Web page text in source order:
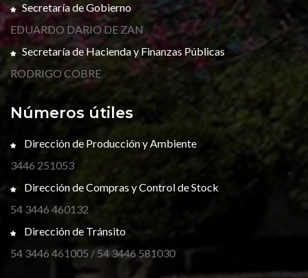
Secretaría de Gobierno
EDUARDO DARIO DE ZAN
Secretaría de Hacienda y Finanzas Públicas
RODRIGO COBRE
Números útiles
Dirección de Producción y Ambiente
3446 251053
Dirección de Compras y Control de Stock
54 3446 460132
Dirección de Tránsito
54 3446 461005 / 54 3446 581030